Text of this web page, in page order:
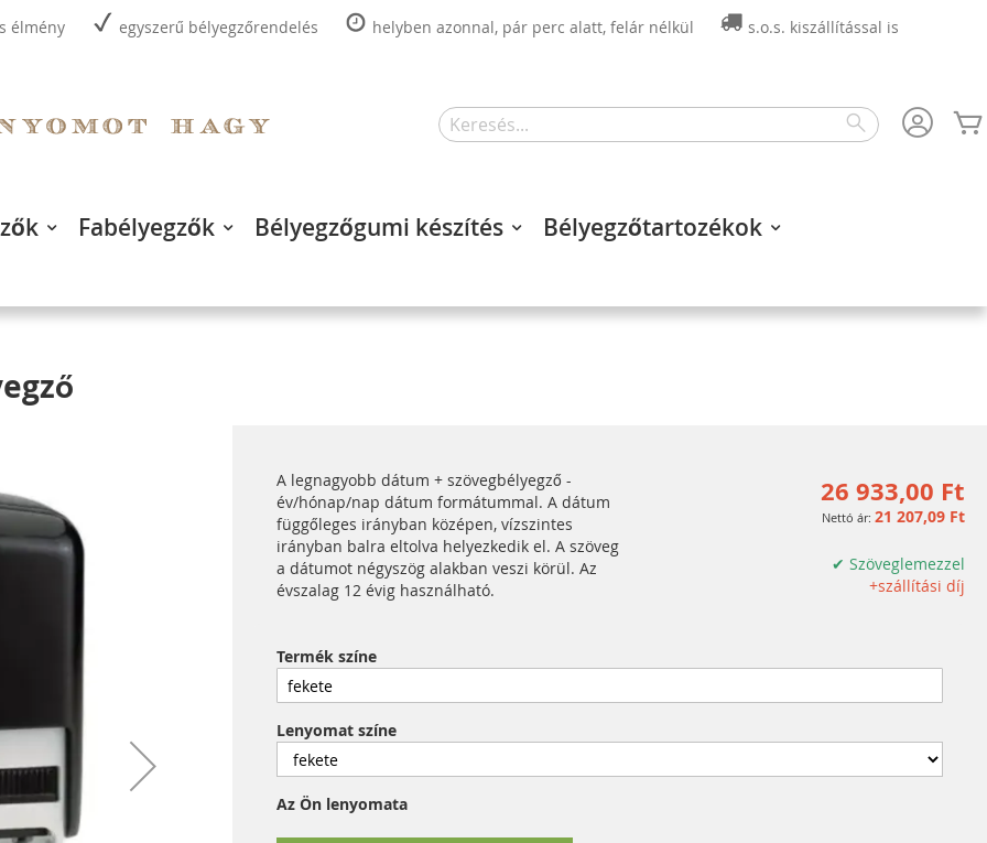
élmény egyszerű bélyegzőrendelés helyben azonnal, pár perc alatt, felár nélkül
s.o.s. kiszállítással is
Search
Fabélyegzők Bélyegzőgumi készítés
Bélyegzőtartozékok
26 933,00 Ft
21 207,09 Ft
✔ Szöveglemezzel
+szállítási díj
A legnagyobb dátum + szövegbélyegző -
év/hónap/nap dátum formátummal. A dátum
függőleges irányban középen, vízszintes
irányban balra eltolva helyezkedik el. A szöveg
a dátumot négyszög alakban veszi körül. Az
évszalag 12 évig használható.
Termék színe
Lenyomat színe
Az Ön lenyomata